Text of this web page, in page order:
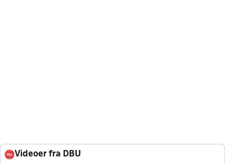
Videoer fra DBU